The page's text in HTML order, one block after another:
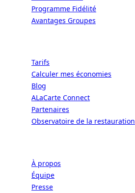
Programme Fidélité
Avantages Groupes
Tarifs
Calculer mes économies
Blog
ALaCarte Connect
Partenaires
Observatoire de la restauration
À propos
Équipe
Presse